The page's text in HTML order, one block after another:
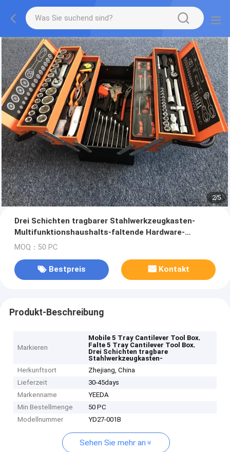
2/5
Drei Schichten tragbarer Stahlwerkzeugkasten-
Multifunktionshaushalts-faltende Hardware-
Magazin-Autoreparatur Toolkit-
MOQ：50 PC
Bestpreis Kontakt
Produkt-Beschreibung
Markieren
Mobile 5 Tray Cantilever Tool Box,
Falte 5 Tray Cantilever Tool Box,
Drei Schichten tragbare
Stahlwerkzeugkasten-
Herkunftsort
Zhejiang, China
Lieferzeit
30-45days
Markenname
YEEDA
Min Bestellmenge
50 PC
Modellnummer
YD27-001B
Sehen Sie mehr an